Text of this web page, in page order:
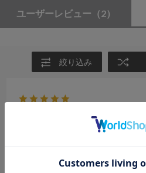
ユーザーレビュー （2）
絞り込み
no name
身長: